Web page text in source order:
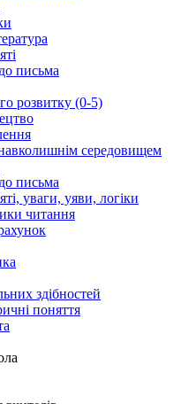
письма
розвитку (0-5)
середовищем
письма
уваги, уяви, логіки
читання
здібностей
поняття